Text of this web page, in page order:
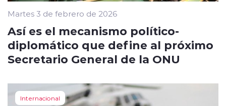
Martes 3 de febrero de 2026
Así es el mecanismo político-
diplomático que define al próximo
Secretario General de la ONU
Internacional